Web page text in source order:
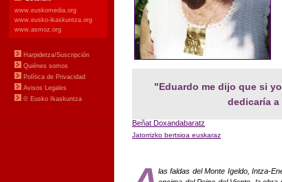
"Eduardo me dijo que si
dedicaría
Beñat Doxandabaratz
Jatorrizko bertsioa euskaraz
las faldas del Monte Igeldo, Intza-